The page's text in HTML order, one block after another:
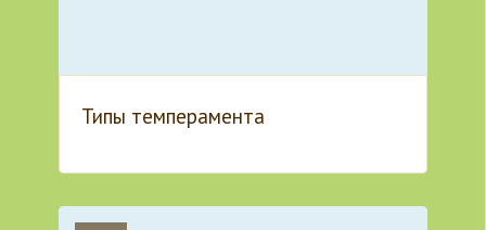
Типы темперамента